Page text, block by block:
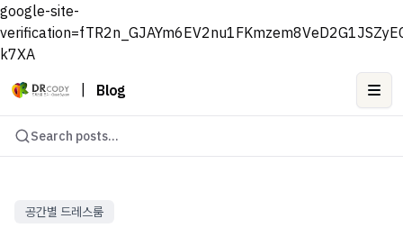
google-site-
k7XA
Blog
Search posts...
공간별 드레스룸